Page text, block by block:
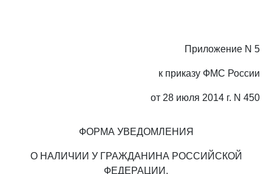
Приложение N 5
к приказу ФМС России
от 28 июля 2014 г. N 450
ФОРМА УВЕДОМЛЕНИЯ
О НАЛИЧИИ У ГРАЖДАНИНА РОССИЙСКОЙ
ФЕДЕРАЦИИ,